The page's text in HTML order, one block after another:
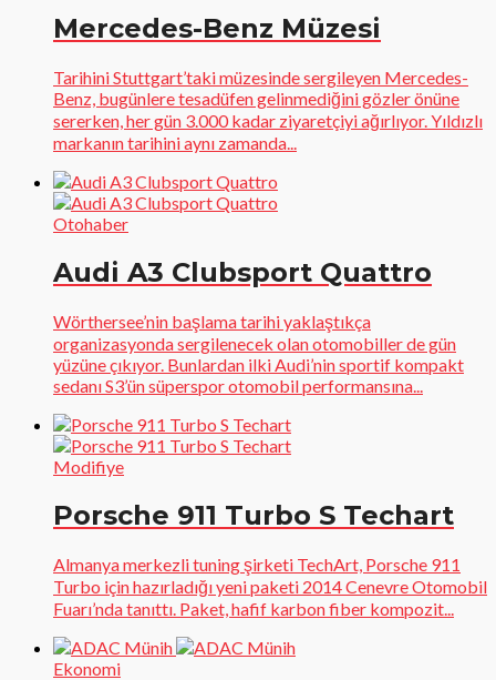
Mercedes-Benz Müzesi
Tarihini Stuttgart’taki müzesinde sergileyen Mercedes-
Benz, bugünlere tesadüfen gelinmediğini gözler önüne
sererken, her gün 3.000 kadar ziyaretçiyi ağırlıyor. Yıldızlı
markanın tarihini aynı zamanda...
Otohaber
Audi A3 Clubsport Quattro
Wörthersee’nin başlama tarihi yaklaştıkça
organizasyonda sergilenecek olan otomobiller de gün
yüzüne çıkıyor. Bunlardan ilki Audi’nin sportif kompakt
sedanı S3’ün süperspor otomobil performansına...
Modifiye
Porsche 911 Turbo S Techart
Almanya merkezli tuning şirketi TechArt, Porsche 911
Turbo için hazırladığı yeni paketi 2014 Cenevre Otomobil
Fuarı’nda tanıttı. Paket, hafif karbon fiber kompozit...
Ekonomi